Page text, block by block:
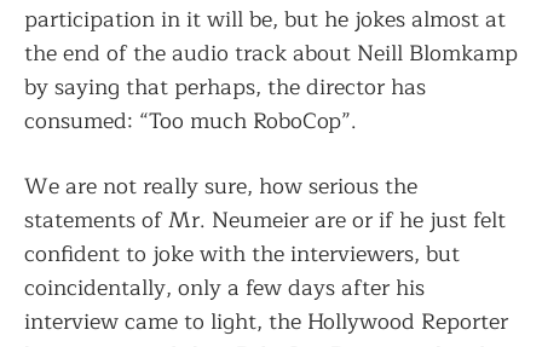
participation in it will be, but he jokes almost at
the end of the audio track about Neill Blomkamp
by saying that perhaps, the director has
consumed: “Too much RoboCop”.
We are not really sure, how serious the
statements of Mr. Neumeier are or if he just felt
confident to joke with the interviewers, but
coincidentally, only a few days after his
interview came to light, the Hollywood Reporter